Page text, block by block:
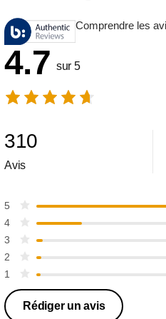
Comprendre les
4.7 sur 5
310
Avis
5
4
3
2
1
Rédiger un avis